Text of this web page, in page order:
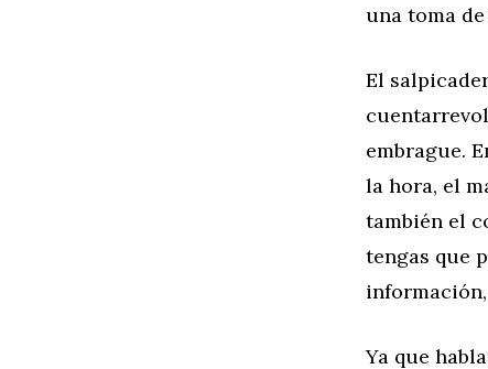
una toma
El
embrague.
la hora, el
también el
tengas que
Ya que